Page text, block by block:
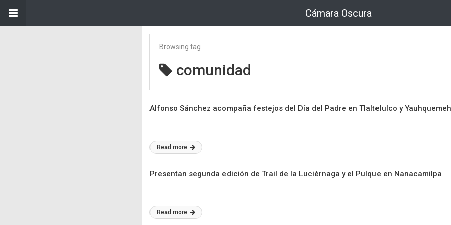
Cámara Oscura
Browsing tag
comunidad
Alfonso Sánchez acompaña festejos del Día del Padre en Tlaltelulco y
Read more
Presentan segunda edición de Trail de la Luciérnaga y el Pulque en Nanacamilpa
Read more